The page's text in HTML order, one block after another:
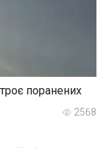
поранених
2568